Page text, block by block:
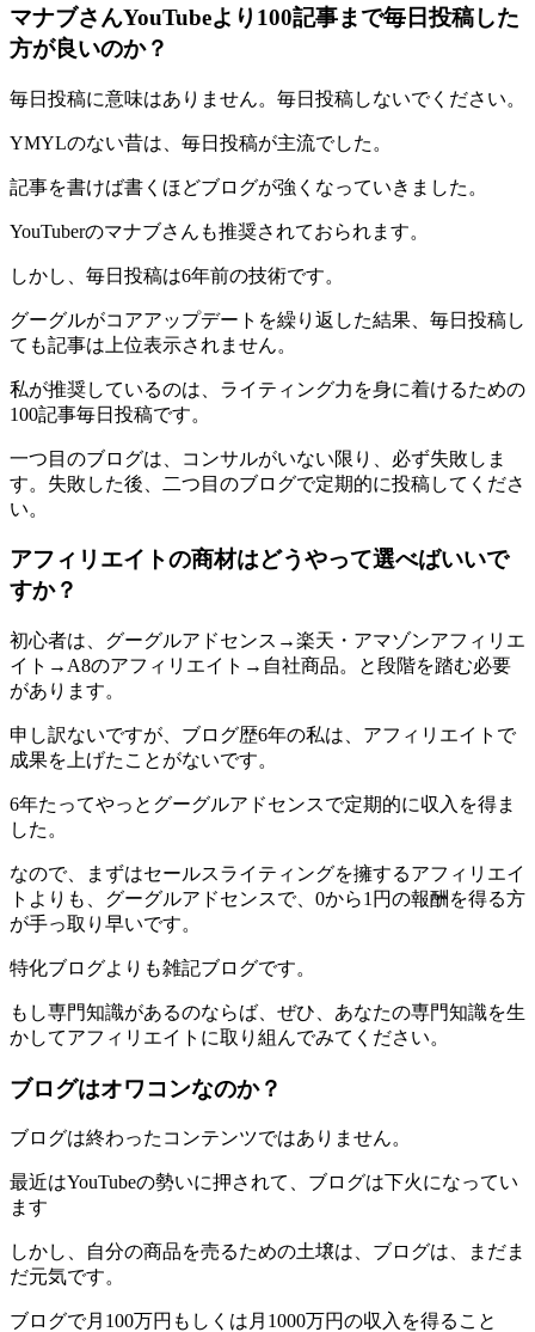
マナブさんYouTubeより100記事まで毎日投稿した
方が良いのか？
毎日投稿に意味はありません。毎日投稿しないでください。
YMYLのない昔は、毎日投稿が主流でした。
記事を書けば書くほどブログが強くなっていきました。
YouTuberのマナブさんも推奨されておられます。
しかし、毎日投稿は6年前の技術です。
グーグルがコアアップデートを繰り返した結果、毎日投稿し
ても記事は上位表示されません。
私が推奨しているのは、ライティング力を身に着けるための
100記事毎日投稿です。
一つ目のブログは、コンサルがいない限り、必ず失敗しま
す。失敗した後、二つ目のブログで定期的に投稿してくださ
い。
アフィリエイトの商材はどうやって選べばいいで
すか？
初心者は、グーグルアドセンス→楽天・アマゾンアフィリエ
イト→A8のアフィリエイト→自社商品。と段階を踏む必要
があります。
申し訳ないですが、ブログ歴6年の私は、アフィリエイトで
成果を上げたことがないです。
6年たってやっとグーグルアドセンスで定期的に収入を得ま
した。
なので、まずはセールスライティングを擁するアフィリエイ
トよりも、グーグルアドセンスで、0から1円の報酬を得る方
が手っ取り早いです。
特化ブログよりも雑記ブログです。
もし専門知識があるのならば、ぜひ、あなたの専門知識を生
かしてアフィリエイトに取り組んでみてください。
ブログはオワコンなのか？
ブログは終わったコンテンツではありません。
最近はYouTubeの勢いに押されて、ブログは下火になってい
ます
しかし、自分の商品を売るための土壌は、ブログは、まだま
だ元気です。
ブログで月100万円もしくは月1000万円の収入を得ること